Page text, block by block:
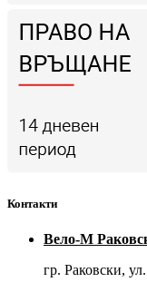
Контакти
Вело-М
гр. Раковски,